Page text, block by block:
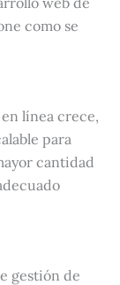
como se
línea crece,
para
cantidad
gestión de